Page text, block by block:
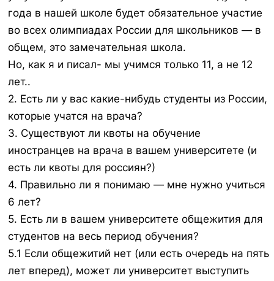
года в нашей школе будет обязательное участие
во всех олимпиадах России для школьников — в
общем, это замечательная школа.
Но, как я и писал- мы учимся только 11, а не 12
лет..
2. Есть ли у вас какие-нибудь студенты из России,
которые учатся на врача?
3. Существуют ли квоты на обучение
иностранцев на врача в вашем университете (и
есть ли квоты для россиян?)
4. Правильно ли я понимаю — мне нужно учиться
6 лет?
5. Есть ли в вашем университете общежития для
студентов на весь период обучения?
5.1 Если общежитий нет (или есть очередь на пять
лет вперед), может ли университет выступить